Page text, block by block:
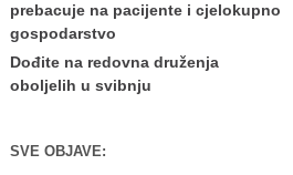
prebacuje na pacijente i cjelokupno
gospodarstvo
Dođite na redovna druženja
oboljelih u svibnju
SVE OBJAVE: